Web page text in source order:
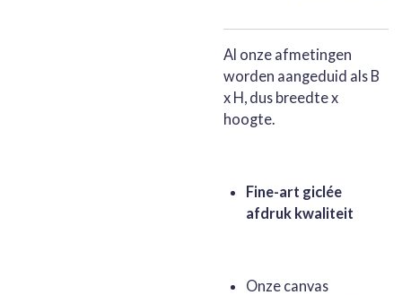
Al onze afmetingen
worden aangeduid als B
x H, dus breedte x
hoogte.
Fine-art giclée
afdruk kwaliteit
Onze canvas